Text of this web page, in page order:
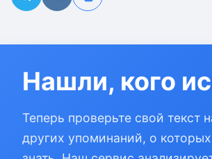
Нашли, кого
Теперь проверьте свой текст
других упоминаний, о